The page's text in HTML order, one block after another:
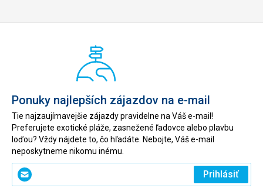
Ponuky najlepších zájazdov na e-mail
Tie najzaujímavejšie zájazdy pravidelne na Váš e-mail!
Preferujete exotické pláže, zasnežené ľadovce alebo plavbu
loďou? Vždy nájdete to, čo hľadáte. Nebojte, Váš e-mail
neposkytneme nikomu inému.
Zadajte
svoj
Prihlásiť